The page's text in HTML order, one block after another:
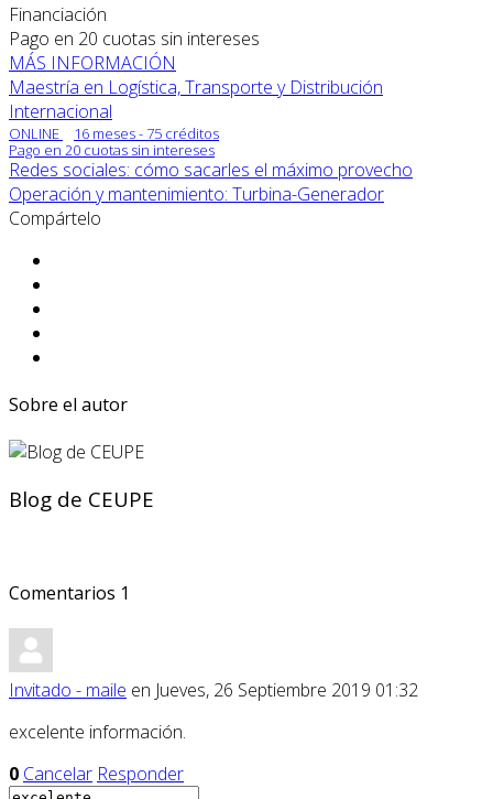
Financiación
Pago en 20 cuotas sin intereses
MÁS INFORMACIÓN
Maestría en Logística, Transporte y Distribución
Internacional
ONLINE
16 meses - 75 créditos
Pago en 20 cuotas sin intereses
Redes sociales: cómo sacarles el máximo provecho
Operación y mantenimiento: Turbina-Generador
Compártelo
Sobre el autor
Blog de CEUPE
Comentarios 1
Invitado - maile en Jueves, 26 Septiembre 2019 01:32
excelente información.
0 Cancelar Responder